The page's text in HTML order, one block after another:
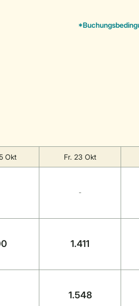
Okt Fr. 23 Okt
-
1.411
1.548